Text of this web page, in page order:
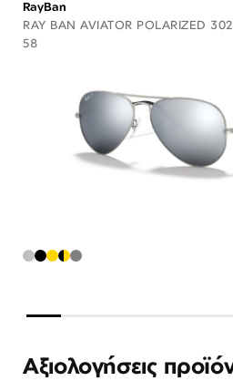
RayBan
RAY BAN AVIATOR POLARIZED
58
Αξιολογήσεις